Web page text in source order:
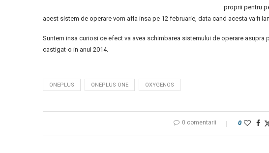
proprii pentru
acest sistem de operare vom afla insa pe 12 februarie, data cand acesta va fi
Suntem insa curiosi ce efect va avea schimbarea sistemului de operare asupra
castigat-o in anul 2014.
ONEPLUS ONEPLUS ONE OXYGENOS
0 comentarii 0